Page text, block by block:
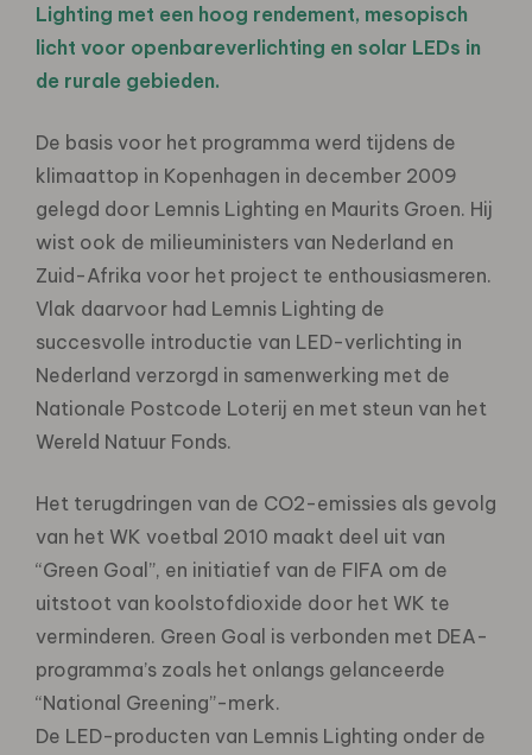
Lighting met een hoog rendement, mesopisch
licht voor openbareverlichting en solar LEDs in
de rurale gebieden.
De basis voor het programma werd tijdens de
klimaattop in Kopenhagen in december 2009
gelegd door Lemnis Lighting en Maurits Groen. Hij
wist ook de milieuministers van Nederland en
Zuid-Afrika voor het project te enthousiasmeren.
Vlak daarvoor had Lemnis Lighting de
succesvolle introductie van LED-verlichting in
Nederland verzorgd in samenwerking met de
Nationale Postcode Loterij en met steun van het
Wereld Natuur Fonds.
Het terugdringen van de CO2-emissies als gevolg
van het WK voetbal 2010 maakt deel uit van
“Green Goal”, en initiatief van de FIFA om de
uitstoot van koolstofdioxide door het WK te
verminderen. Green Goal is verbonden met DEA-
programma’s zoals het onlangs gelanceerde
“National Greening”-merk.
De LED-producten van Lemnis Lighting onder de